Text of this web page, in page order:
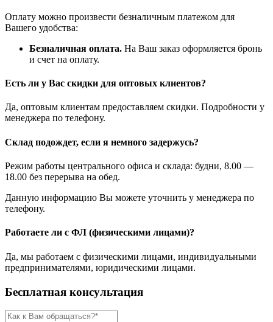
Оплату можно произвести безналичным платежом для
Вашего удобства:
Безналичная оплата. На Ваш заказ оформляется бронь
и счет на оплату.
Есть ли у Вас скидки для оптовых клиентов?
Да, оптовым клиентам предоставляем скидки. Подробности у
менеджера по телефону.
Склад подождет, если я немного задержусь?
Режим работы центрального офиса и склада: будни, 8.00 —
18.00 без перерыва на обед.
Данную информацию Вы можете уточнить у менеджера по
телефону.
Работаете ли с ФЛ (физическими лицами)?
Да, мы работаем с физическими лицами, индивидуальными
предпринимателями, юридическими лицами.
Бесплатная консультация